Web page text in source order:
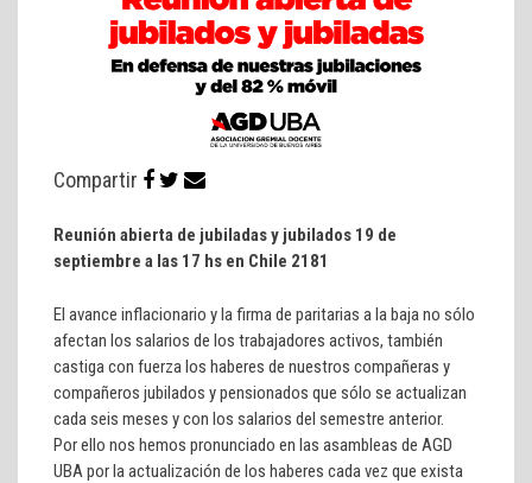
Compartir
Reunión abierta de jubiladas y jubilados 19 de
septiembre a las 17 hs en Chile 2181
El avance inflacionario y la firma de paritarias a la baja no sólo
afectan los salarios de los trabajadores activos, también
castiga con fuerza los haberes de nuestros compañeras y
compañeros jubilados y pensionados que sólo se actualizan
cada seis meses y con los salarios del semestre anterior.
Por ello nos hemos pronunciado en las asambleas de AGD
UBA por la actualización de los haberes cada vez que exista